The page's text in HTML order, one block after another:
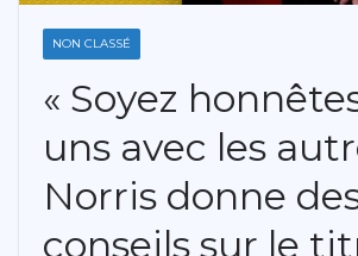
NON CLASSÉ
« Soyez
uns avec les
Norris donne
conseils sur le